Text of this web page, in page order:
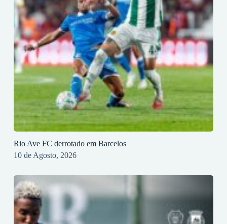
Rio Ave FC derrotado em Barcelos
10 de Agosto, 2026